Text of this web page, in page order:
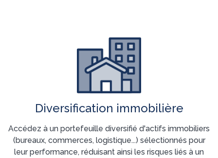
Diversification immobilière
Accédez à un portefeuille diversifié d'actifs immobiliers
(bureaux, commerces, logistique...) sélectionnés pour
leur performance, réduisant ainsi les risques liés à un